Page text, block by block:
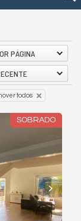
PÁGINA
todos
SOBRADO